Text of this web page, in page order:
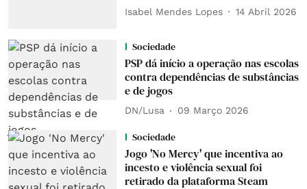
Isabel Mendes Lopes 14 Abril 2026
Sociedade
PSP dá início a operação nas escolas
contra dependências de substâncias
e de jogos
DN/Lusa 09 Março 2026
Sociedade
Jogo 'No Mercy' que incentiva ao
incesto e violência sexual foi
retirado da plataforma Steam